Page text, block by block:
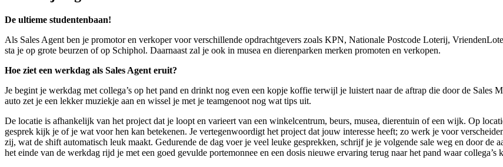
De ultieme studentenbaan!
Als Sales Agent ben je promotor en verkoper voor verschillende opdrachtgevers zoals KPN, Nationale Postcode Loterij,
sta je op grote beurzen of op Schiphol. Daarnaast zal je ook in musea en dierenparken merken promoten en verkopen.
Hoe ziet een werkdag als Sales Agent eruit?
Je begint je werkdag met collega’s op het pand en drinkt nog even een kopje koffie terwijl je luistert naar de aftrap die door de Sales
auto zet je een lekker muziekje aan en wissel je met je teamgenoot nog wat tips uit.
De locatie is afhankelijk van het project dat je loopt en varieert van een winkelcentrum, beurs, musea, dierentuin of een wijk. Op
gesprek kijk je of je wat voor hen kan betekenen. Je vertegenwoordigt het project dat jouw interesse heeft; zo werk je voor
zij, wat de shift automatisch leuk maakt. Gedurende de dag voer je veel leuke gesprekken, schrijf je je volgende sale weg en door de
het einde van de werkdag rijd je met een goed gevulde portemonnee en een dosis nieuwe ervaring terug naar het pand waar